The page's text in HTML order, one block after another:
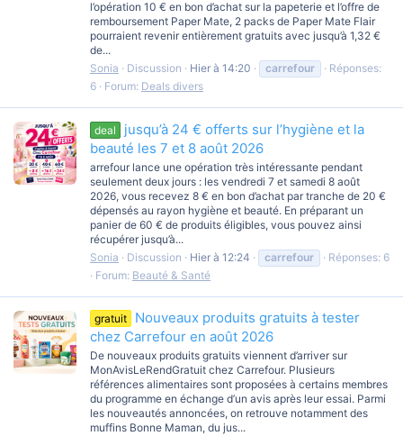
l’opération 10 € en bon d’achat sur la papeterie et l’offre de
remboursement Paper Mate, 2 packs de Paper Mate Flair
pourraient revenir entièrement gratuits avec jusqu’à 1,32 €
de...
Sonia
Discussion Hier à 14:20 carrefour
Réponses:
6
Forum: Deals divers
deal
jusqu’à 24 € offerts sur l’hygiène et la
beauté les 7 et 8 août 2026
arrefour lance une opération très intéressante pendant
seulement deux jours : les vendredi 7 et samedi 8 août
2026, vous recevez 8 € en bon d’achat par tranche de 20 €
dépensés au rayon hygiène et beauté. En préparant un
panier de 60 € de produits éligibles, vous pouvez ainsi
récupérer jusqu’à...
Sonia
Discussion Hier à 12:24 carrefour
Réponses: 6
Forum: Beauté & Santé
gratuit
Nouveaux produits gratuits à tester
chez Carrefour en août 2026
De nouveaux produits gratuits viennent d’arriver sur
MonAvisLeRendGratuit chez Carrefour. Plusieurs
références alimentaires sont proposées à certains membres
du programme en échange d’un avis après leur essai. Parmi
les nouveautés annoncées, on retrouve notamment des
muffins Bonne Maman, du jus...